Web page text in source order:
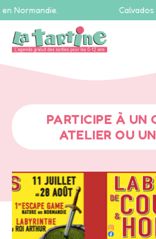
Calvados -
PARTICIPE À UN
ATELIER OU